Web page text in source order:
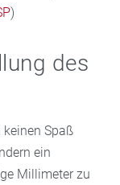
)
des
Spaß
ein
Millimeter zu